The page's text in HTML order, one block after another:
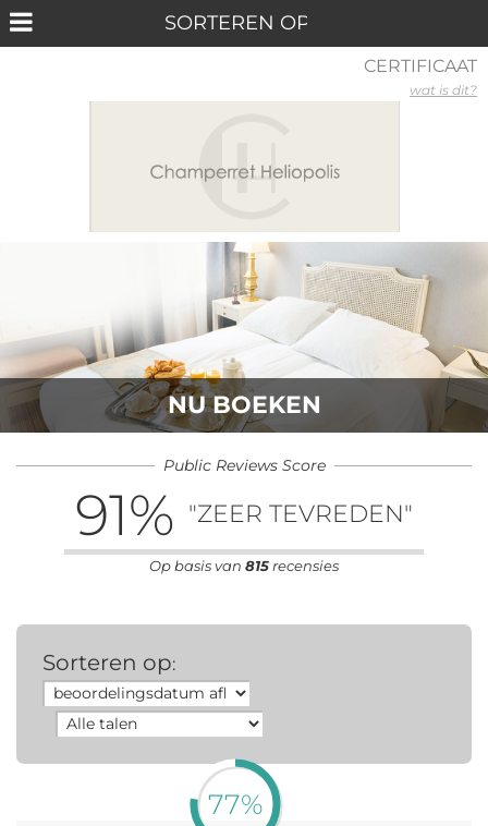
NU BOEKEN
Public Reviews Score
91% "ZEER TEVREDEN"
Op basis van 815 recensies
Sorteren op:
77%
CERTIFICAAT
wat is dit?